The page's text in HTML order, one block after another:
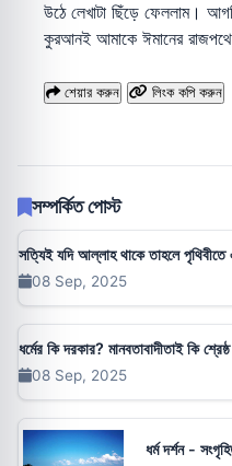
উঠে লেখাটা ছিঁড়ে ফেললাম।
কুরআনই আমাকে ঈমানের রাজপথে
শেয়ার করুন লিংক কপি করুন
সম্পর্কিত পোস্ট
সত্যিই যদি আল্লাহ থাকে তাহলে
08 Sep, 2025
ধর্মের কি দরকার? মানবতাবাদীতাই কি শ্রেষ্ঠ
08 Sep, 2025
ধর্ম দর্শন -